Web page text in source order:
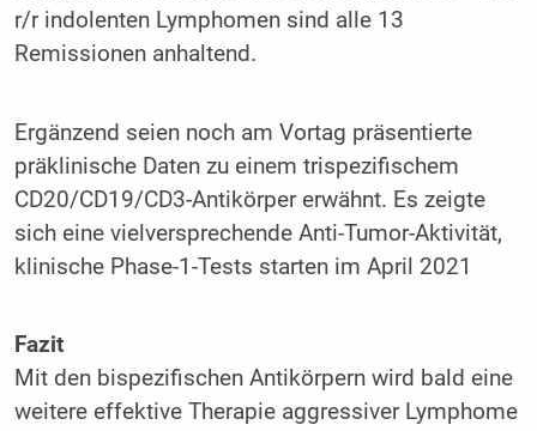
r/r indolenten Lymphomen sind alle 13
Remissionen anhaltend.
Ergänzend seien noch am Vortag präsentierte
präklinische Daten zu einem trispezifischem
CD20/CD19/CD3-Antikörper erwähnt. Es zeigte
sich eine vielversprechende Anti-Tumor-Aktivität,
klinische Phase-1-Tests starten im April 2021
Fazit
Mit den bispezifischen Antikörpern wird bald eine
weitere effektive Therapie aggressiver Lymphome